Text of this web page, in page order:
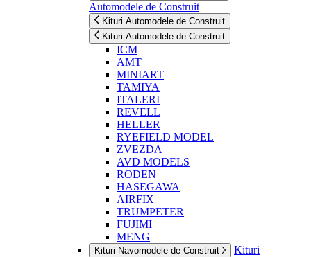
Automodele de Construit
Kituri Automodele de Construit
Kituri Automodele de Construit
ICM
AMT
MINIART
TAMIYA
ITALERI
REVELL
HELLER
RYEFIELD MODEL
ZVEZDA
AVD MODELS
RODEN
HASEGAWA
AIRFIX
TRUMPETER
FUJIMI
MENG
Kituri Navomodele de Construit
Kituri